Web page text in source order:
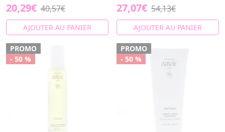
20,29€ 40,57€
AJOUTER AU PANIER
27,07€ 54,13€
AJOUTER AU PANIER
PROMO
- 50 %
PROMO
- 50 %